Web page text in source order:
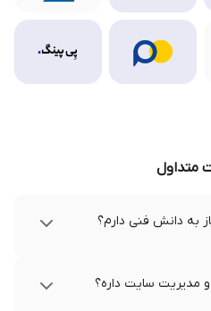
متداول
به دانش فنی دارم؟
مدیریت سایت داره؟